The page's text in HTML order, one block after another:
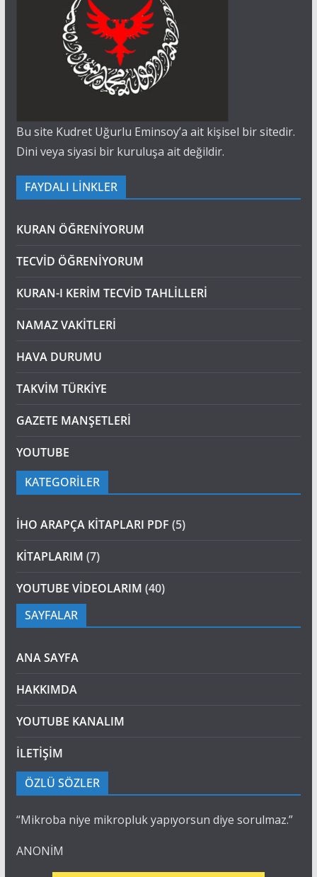
Bu site Kudret Uğurlu Eminsoy’a ait kişisel bir sitedir.
Dini veya siyasi bir kuruluşa ait değildir.
FAYDALI LİNKLER
KURAN ÖĞRENİYORUM
TECVİD ÖĞRENİYORUM
KURAN-I KERİM TECVİD TAHLİLLERİ
NAMAZ VAKİTLERİ
HAVA DURUMU
TAKVİM TÜRKİYE
GAZETE MANŞETLERİ
YOUTUBE
KATEGORİLER
İHO ARAPÇA KİTAPLARI PDF (5)
KİTAPLARIM (7)
YOUTUBE VİDEOLARIM (40)
SAYFALAR
ANA SAYFA
HAKKIMDA
YOUTUBE KANALIM
İLETİŞİM
ÖZLÜ SÖZLER
“Mikroba niye mikropluk yapıyorsun diye sorulmaz.”
ANONİM